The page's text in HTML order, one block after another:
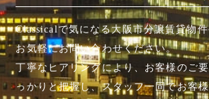
Classicalで気になる大阪市分譲賃貸物
お気軽にお問い合わせください。
丁寧なヒアリングにより、お客様のご
っかりと把握し、スタッフ一同でお客